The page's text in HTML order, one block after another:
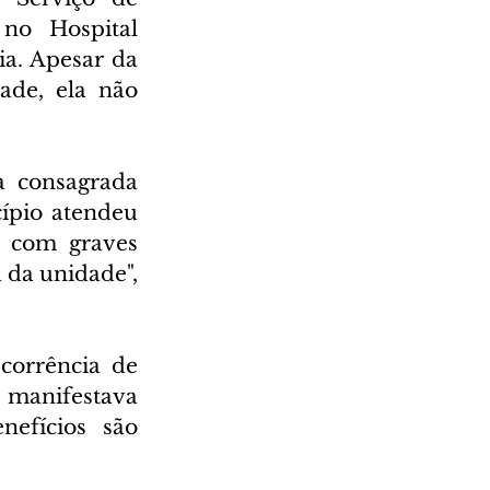
Hospital
Apesar da
ela não
atendeu
graves
unidade",
de
são